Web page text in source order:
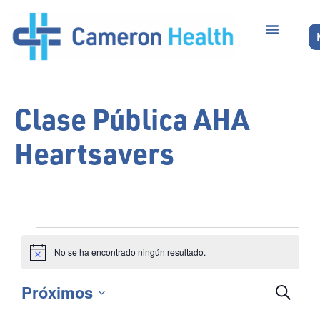
Clase Pública AHA
Heartsavers
Aviso No se ha encontrado ningún resultado.
Buscar
Próximos